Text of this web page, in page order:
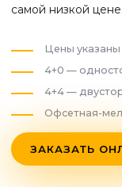
самой низкой цене.
Цены указаны
4+0 —
4+4 —
Офсетная-
ЗАКАЗАТЬ